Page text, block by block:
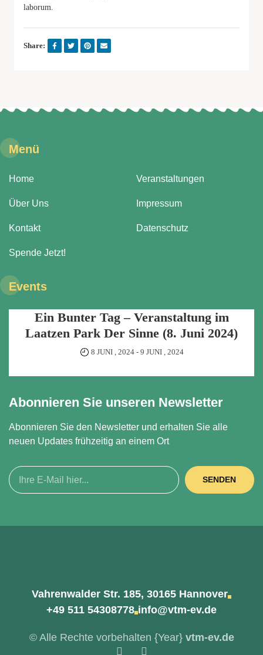
laborum.
Share:
Menü
Home
Über Uns
Kontakt
Spende Jetzt!
Veranstaltungen
Impressum
Datenschutz
Events
Ein Bunter Tag – Veranstaltung im
Laatzen Park Der Sinne (8. Juni 2024)
8 JUNI , 2024- 9 JUNI , 2024
Abonnieren Sie unseren Newsletter
Abonnieren Sie den Newsletter und erhalten Sie alle
neuen Updates frühzeitig an einem Ort
SENDEN
Vahrenwalder Str. 185, 30165 Hannover
+49 511 54308778 info@vtm-ev.de
© Alle Rechte vorbehalten {Year} vtm-ev.de